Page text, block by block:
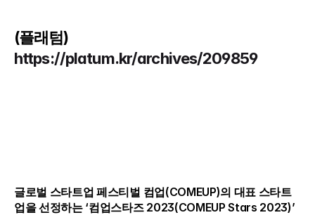
https://platum.kr/archives/209859
글로벌 스타트업 페스티벌 컴업(COMEUP)의 대표 스타트
업을 선정하는 ‘컴업스타즈 2023(COMEUP Stars 2023)’